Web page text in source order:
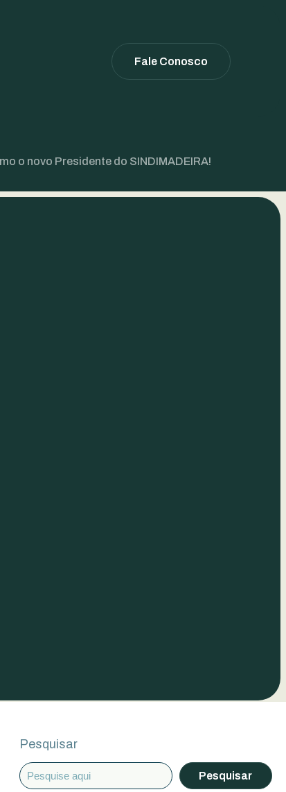
Fale Conosco
e Branco, da
Presidente do
o novo Presidente do SINDIMADEIRA!
Pesquisar
Pesquisar